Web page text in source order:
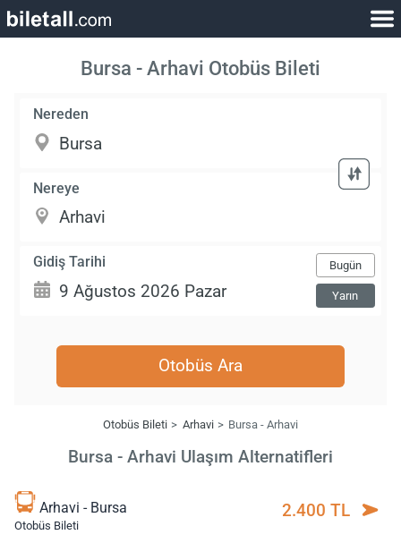
Bursa - Arhavi Otobüs Bileti
Nereden
Nereye
Gidiş Tarihi Bugün
Yarın
Otobüs Ara
Otobüs Bileti Arhavi Bursa - Arhavi
Bursa - Arhavi Ulaşım Alternatifleri
Arhavi - Bursa
Otobüs Bileti
2.400 TL